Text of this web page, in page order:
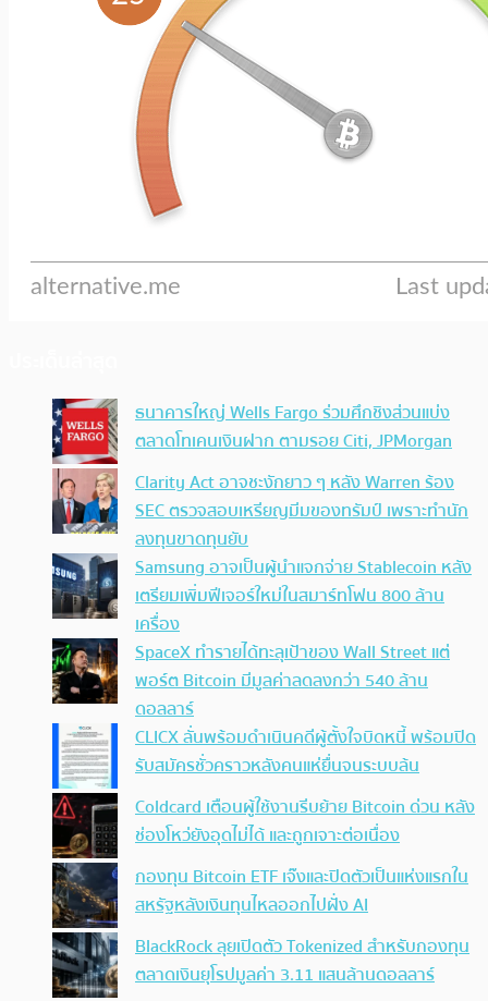
ธนาคารใหญ่ Wells Fargo ร่วมศึกชิงส่วนแบ่ง
ตลาดโทเคนเงินฝาก ตามรอย Citi, JPMorgan
Clarity Act อาจชะงักยาว ๆ หลัง Warren ร้อง
SEC ตรวจสอบเหรียญมีมของทรัมป์ เพราะทำนัก
ลงทุนขาดทุนยับ
Samsung อาจเป็นผู้นำแจกจ่าย Stablecoin หลัง
เตรียมเพิ่มฟีเจอร์ใหม่ในสมาร์ทโฟน 800 ล้าน
เครื่อง
SpaceX ทำรายได้ทะลุเป้าของ Wall Street แต่
พอร์ต Bitcoin มีมูลค่าลดลงกว่า 540 ล้าน
ดอลลาร์
CLICX ลั่นพร้อมดำเนินคดีผู้ตั้งใจบิดหนี้ พร้อมปิด
รับสมัครชั่วคราวหลังคนแห่ยื่นจนระบบล้น
Coldcard เตือนผู้ใช้งานรีบย้าย Bitcoin ด่วน หลัง
ช่องโหว่ยังอุดไม่ได้ และถูกเจาะต่อเนื่อง
กองทุน Bitcoin ETF เจ๊งและปิดตัวเป็นแห่งแรกใน
สหรัฐหลังเงินทุนไหลออกไปฝั่ง AI
BlackRock ลุยเปิดตัว Tokenized สำหรับกองทุน
ตลาดเงินยุโรปมูลค่า 3.11 แสนล้านดอลลาร์